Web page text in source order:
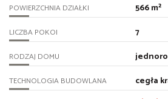
POWIERZCHNIA DZIAŁKI 566 m²
LICZBA POKOI 7
RODZAJ DOMU
TECHNOLOGIA BUDOWLANA cegła